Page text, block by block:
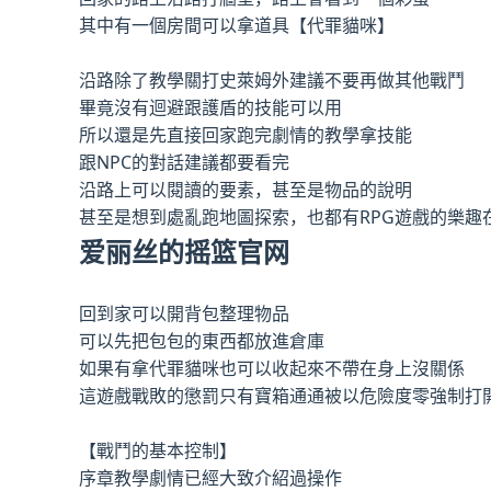
其中有一個房間可以拿道具【代罪貓咪】
沿路除了教學關打史萊姆外建議不要再做其他戰鬥
畢竟沒有迴避跟護盾的技能可以用
所以還是先直接回家跑完劇情的教學拿技能
跟NPC的對話建議都要看完
沿路上可以閱讀的要素，甚至是物品的說明
甚至是想到處亂跑地圖探索，也都有RPG遊戲的樂趣
爱丽丝的摇篮官网
回到家可以開背包整理物品
可以先把包包的東西都放進倉庫
如果有拿代罪貓咪也可以收起來不帶在身上沒關係
這遊戲戰敗的懲罰只有寶箱通通被以危險度零強制打
【戰鬥的基本控制】
序章教學劇情已經大致介紹過操作